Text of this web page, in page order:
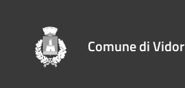
Comune di Vidor